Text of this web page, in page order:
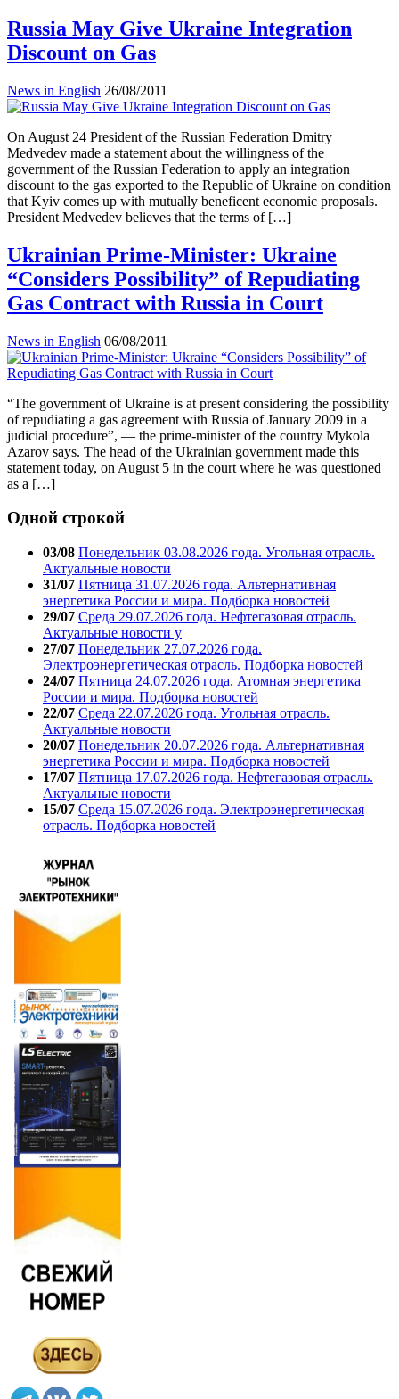
Russia May Give Ukraine Integration
Discount on Gas
News in English 26/08/2011
On August 24 President of the Russian Federation Dmitry
Medvedev made a statement about the willingness of the
government of the Russian Federation to apply an integration
discount to the gas exported to the Republic of Ukraine on condition
that Kyiv comes up with mutually beneficent economic proposals.
President Medvedev believes that the terms of […]
Ukrainian Prime-Minister: Ukraine
“Considers Possibility” of Repudiating
Gas Contract with Russia in Court
News in English 06/08/2011
“The government of Ukraine is at present considering the possibility
of repudiating a gas agreement with Russia of January 2009 in a
judicial procedure”, — the prime-minister of the country Mykola
Azarov says. The head of the Ukrainian government made this
statement today, on August 5 in the court where he was questioned
as a […]
Одной строкой
03/08 Понедельник 03.08.2026 года. Угольная отрасль.
Актуальные новости
31/07 Пятница 31.07.2026 года. Альтернативная
энергетика России и мира. Подборка новостей
29/07 Среда 29.07.2026 года. Нефтегазовая отрасль.
Актуальные новости у
27/07 Понедельник 27.07.2026 года.
Электроэнергетическая отрасль. Подборка новостей
24/07 Пятница 24.07.2026 года. Атомная энергетика
России и мира. Подборка новостей
22/07 Среда 22.07.2026 года. Угольная отрасль.
Актуальные новости
20/07 Понедельник 20.07.2026 года. Альтернативная
энергетика России и мира. Подборка новостей
17/07 Пятница 17.07.2026 года. Нефтегазовая отрасль.
Актуальные новости
15/07 Среда 15.07.2026 года. Электроэнергетическая
отрасль. Подборка новостей